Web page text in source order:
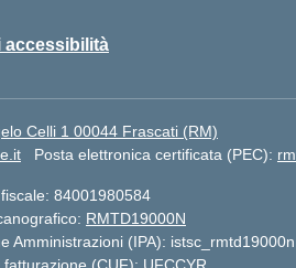
accessibilità
Celli 1 00044 Frascati (RM)
Posta elettronica certificata (PEC):
84001980584
RMTD19000N
Amministrazioni (IPA): istsc_rmtd19000n